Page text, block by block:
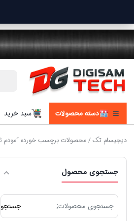
دسته محصولات سبد خرید
دیجیسام تک/ محصولات برچسب خورده “مودم ۵G زد ال تی مدل ZLT X21 (استوک)”
جستجوی محصول
برای:
جستجو